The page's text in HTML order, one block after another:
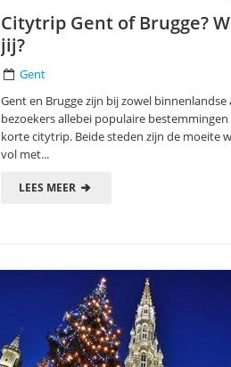
Citytrip Gent of Brugge?
jij?
Gent
Gent en Brugge zijn bij zowel
bezoekers allebei populaire
korte citytrip. Beide steden zijn de moeite
vol met...
LEES MEER